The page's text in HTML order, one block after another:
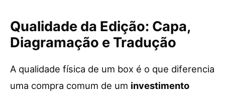
Qualidade da Edição: Capa,
Diagramação e Tradução
A qualidade física de um box é o que diferencia
uma compra comum de um investimento